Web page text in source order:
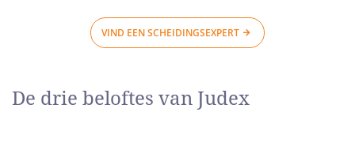
VIND EEN SCHEIDINGSEXPERT
De drie beloftes van Judex